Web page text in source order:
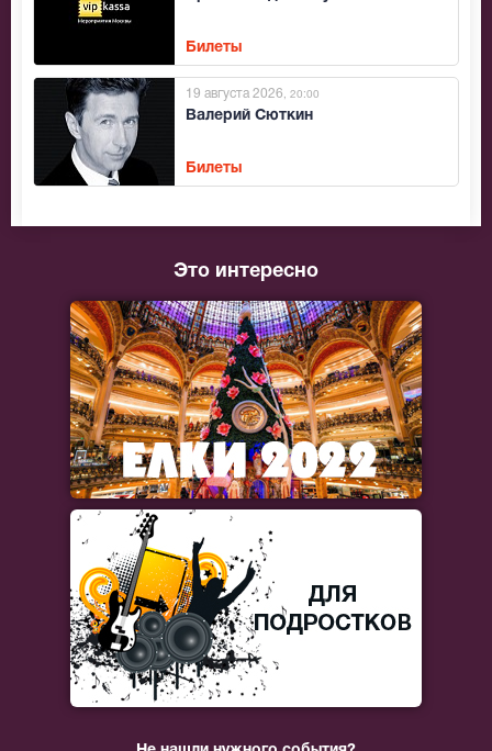
Билеты
Валерий Сюткин
19 августа 2026 , 20:00
Билеты
Это интересно